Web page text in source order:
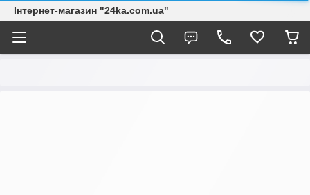
Інтернет-магазин "24ka.com.ua"